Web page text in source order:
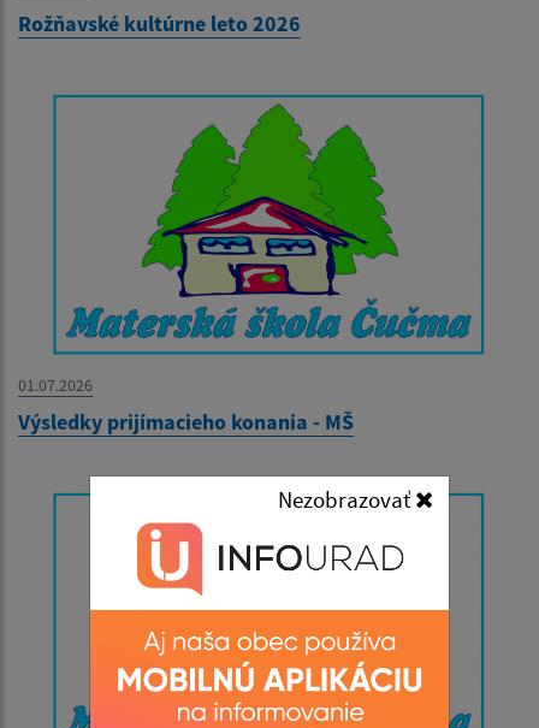
Nezobrazovať
Rožňavské kultúrne leto 2026
01.07.2026
Výsledky prijímacieho konania - MŠ